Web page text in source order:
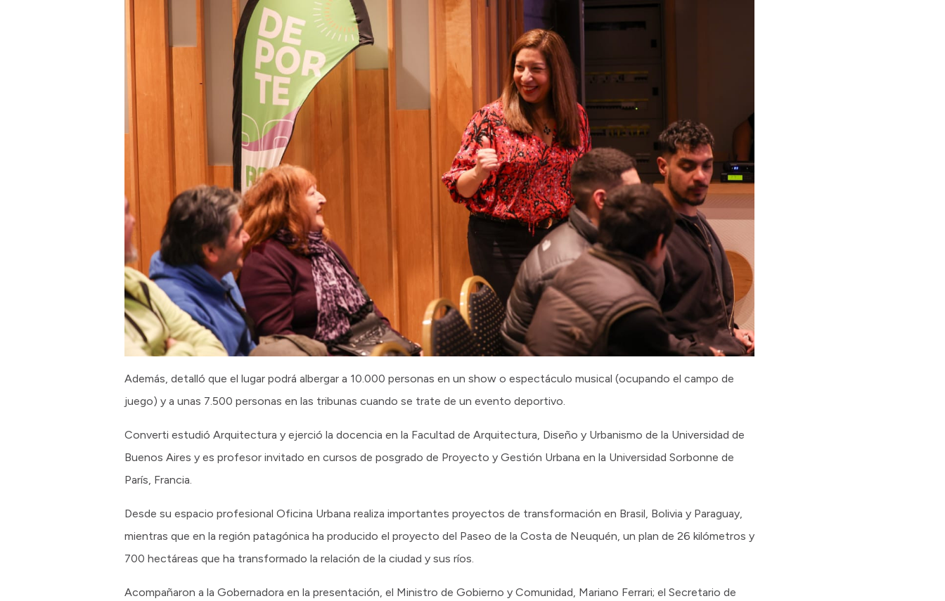
Además, detalló que el lugar podrá albergar a 10.000 personas en un show o espectáculo musical (ocupando el campo de
juego) y a unas 7.500 personas en las tribunas cuando se trate de un evento deportivo.
Converti estudió Arquitectura y ejerció la docencia en la Facultad de Arquitectura, Diseño y Urbanismo de la Universidad de
Buenos Aires y es profesor invitado en cursos de posgrado de Proyecto y Gestión Urbana en la Universidad Sorbonne de
París, Francia.
Desde su espacio profesional Oficina Urbana realiza importantes proyectos de transformación en Brasil, Bolivia y Paraguay,
mientras que en la región patagónica ha producido el proyecto del Paseo de la Costa de Neuquén, un plan de 26 kilómetros y
700 hectáreas que ha transformado la relación de la ciudad y sus ríos.
Acompañaron a la Gobernadora en la presentación, el Ministro de Gobierno y Comunidad, Mariano Ferrari; el Secretario de